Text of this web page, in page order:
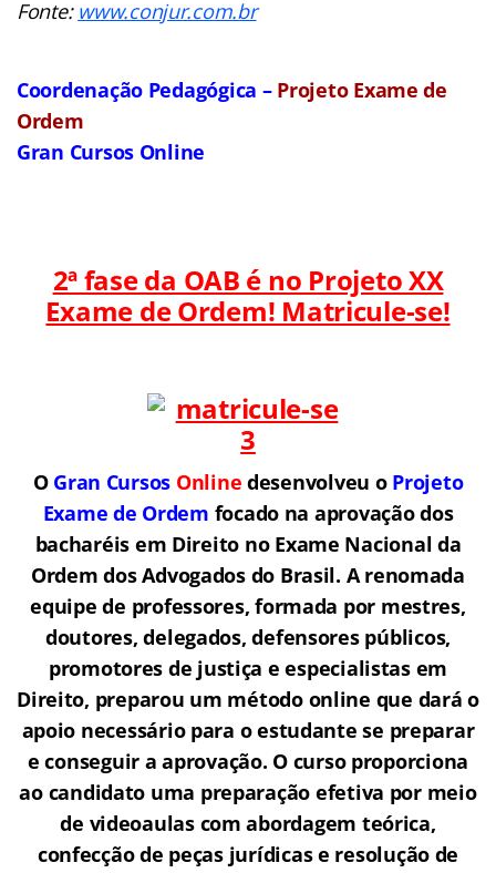
Fonte: www.conjur.com.br
Coordenação Pedagógica – Projeto Exame de
Ordem
Gran Cursos Online
2ª fase da OAB é no Projeto XX
Exame de Ordem! Matricule-se!
O Gran Cursos Online desenvolveu o Projeto
Exame de Ordem focado na aprovação dos
bacharéis em Direito no Exame Nacional da
Ordem dos Advogados do Brasil. A renomada
equipe de professores, formada por mestres,
doutores, delegados, defensores públicos,
promotores de justiça e especialistas em
Direito, preparou um método online que dará o
apoio necessário para o estudante se preparar
e conseguir a aprovação. O curso proporciona
ao candidato uma preparação efetiva por meio
de videoaulas com abordagem teórica,
confecção de peças jurídicas e resolução de